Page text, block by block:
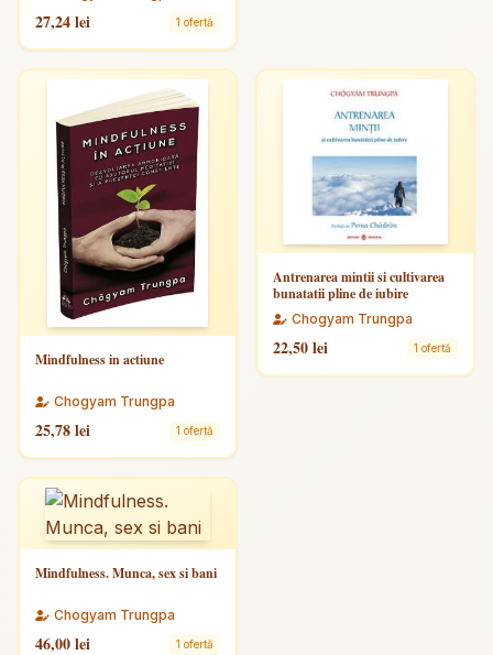
27,24 lei 1 ofertă
Mindfulness in actiune
Chogyam Trungpa
25,78 lei 1 ofertă
Antrenarea mintii si cultivarea
bunatatii pline de iubire
Chogyam Trungpa
22,50 lei 1 ofertă
Mindfulness. Munca, sex si bani
Chogyam Trungpa
46,00 lei 1 ofertă